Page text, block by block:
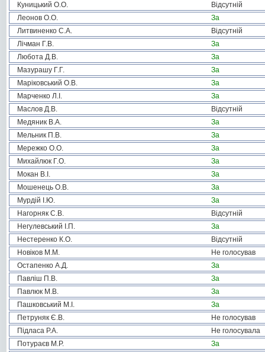
Куницький О.О.
Відсутній
Леонов О.О.
За
Литвиненко С.А.
Відсутній
Лічман Г.В.
За
Любота Д.В.
За
Мазурашу Г.Г.
За
Маріковський О.В.
За
Марченко Л.І.
За
Маслов Д.В.
Відсутній
Медяник В.А.
За
Мельник П.В.
За
Мережко О.О.
За
Михайлюк Г.О.
За
Мокан В.І.
За
Мошенець О.В.
За
Мурдій І.Ю.
За
Нагорняк С.В.
Відсутній
Негулевський І.П.
За
Нестеренко К.О.
Відсутній
Новіков М.М.
Не голосував
Остапенко А.Д.
За
Павліш П.В.
За
Павлюк М.В.
За
Пашковський М.І.
За
Петруняк Є.В.
Не голосував
Підласа Р.А.
Не голосувала
Потураєв М.Р.
За